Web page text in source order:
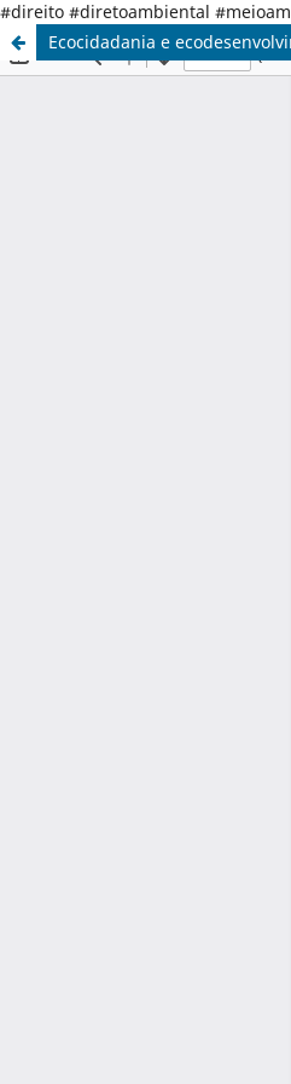
#direito #diretoambiental
Ecocidadania e